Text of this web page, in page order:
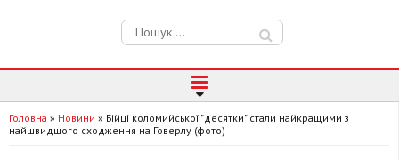
Пошук:
Головна » Новини » Бійці коломийської "десятки" стали найкращими з
найшвидшого сходження на Говерлу (фото)